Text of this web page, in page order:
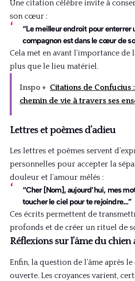
Une citation célèbre invite à
son cœur :
“Le meilleur endroit pour enterrer
compagnon est dans le cœur de
Cela met en avant l’importance
plus que le lieu matériel.
Inspo + Citations de
chemin de vie à travers ses
Lettres et poèmes d’adieu
Les lettres et poèmes servent
personnelles pour accepter la
douleur et l’amour mêlés :
“Cher [Nom], aujourd’hui, mes
toucher le ciel pour te rejoindre…”
Ces écrits permettent de
profonds et de créer un rituel de
Réflexions sur l’âme du
Enfin, la question de l’âme après
ouverte. Les croyances varient,